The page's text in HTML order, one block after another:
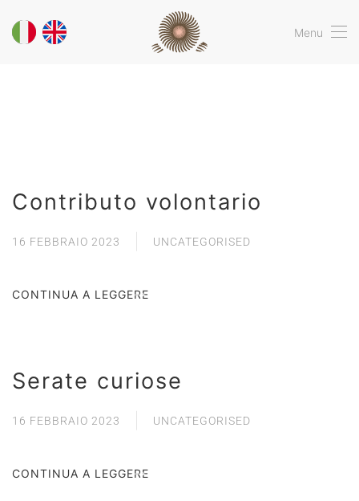
Menu
Contributo volontario
16 FEBBRAIO 2023 UNCATEGORISED
CONTINUA A LEGGERE
Serate curiose
16 FEBBRAIO 2023 UNCATEGORISED
CONTINUA A LEGGERE